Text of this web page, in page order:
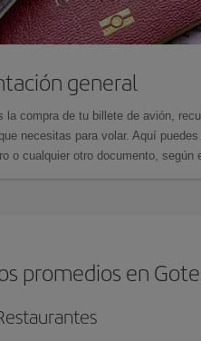
general
la compra de tu billete de avión,
necesitas para volar. Aquí
o cualquier otro documento, según
promedios en